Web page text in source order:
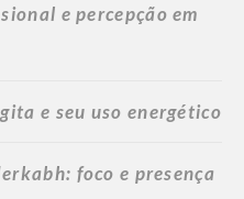
e percepção em
e seu uso energético
foco e presença